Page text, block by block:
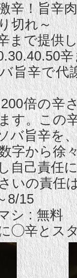
辛！旨辛
切れ～
で提供
旨辛で代
倍の辛
す。この
バ旨辛を
字から徐
自己責任
いの責任
8/15
シ : 無料
◯辛とス